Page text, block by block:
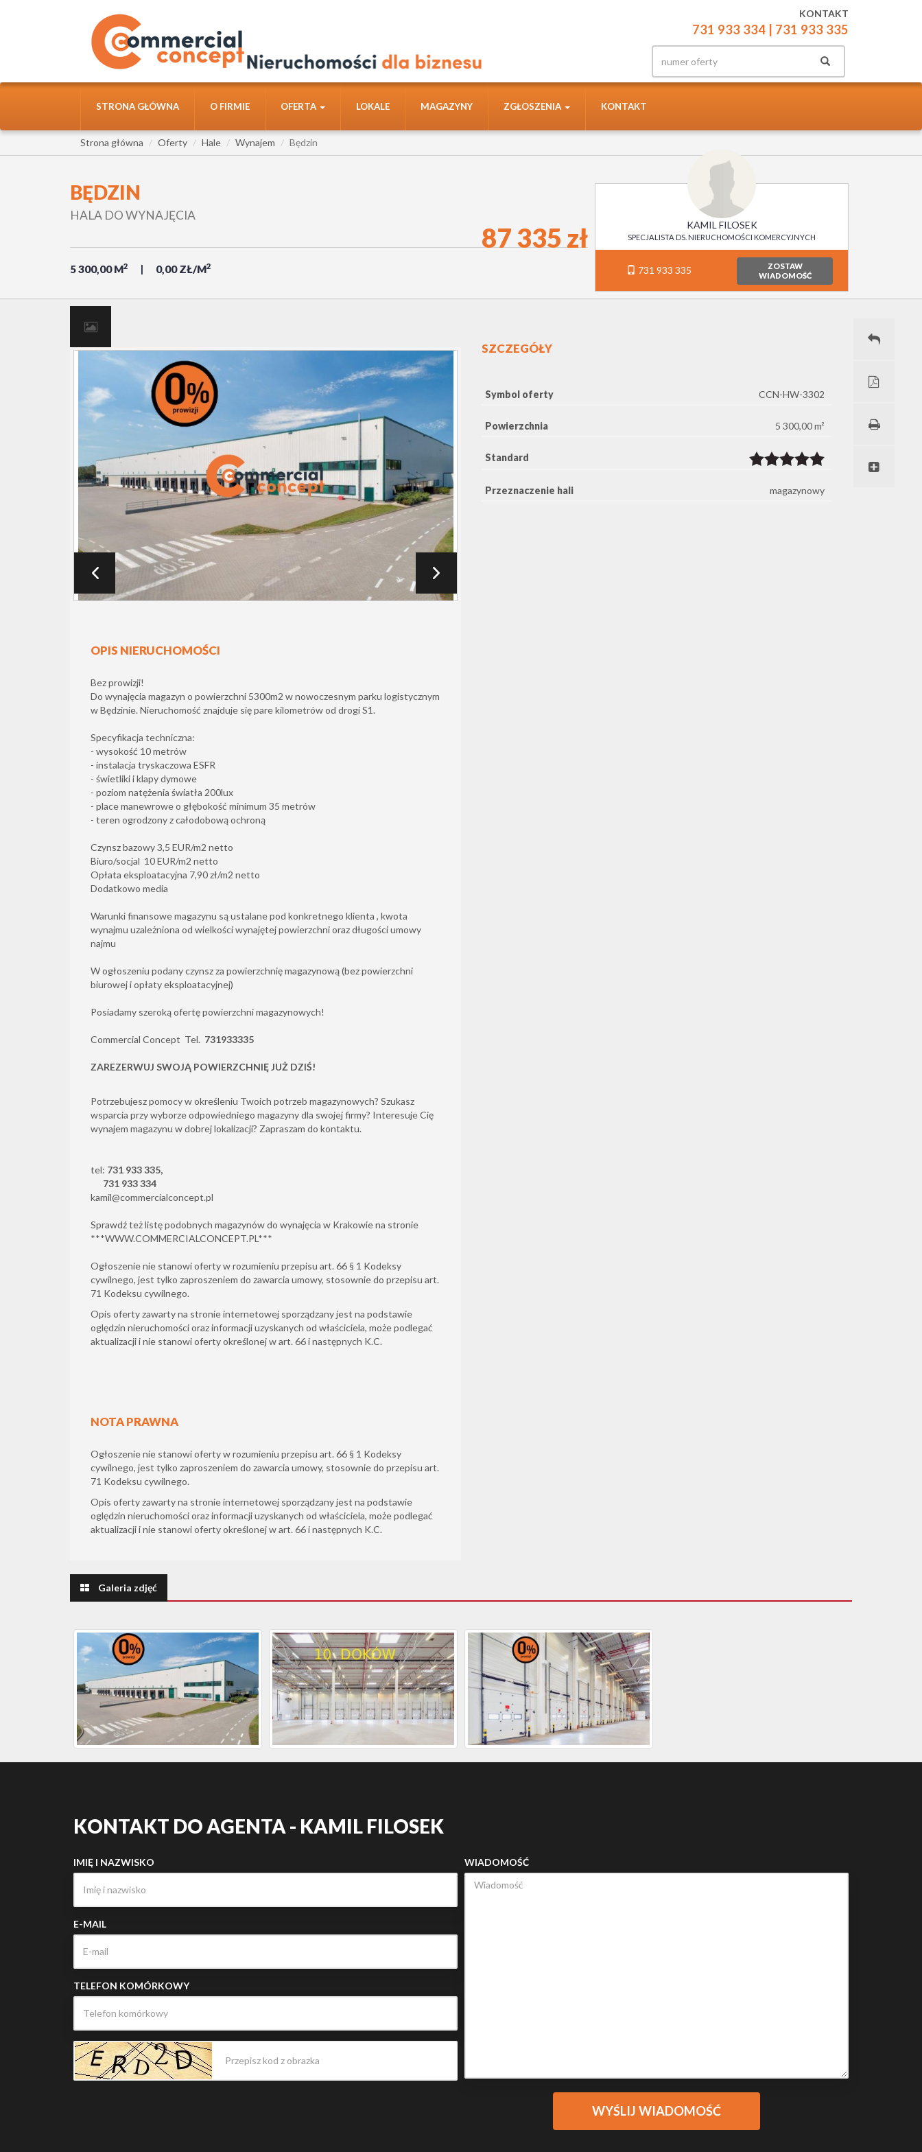
KONTAKT
731 933 334 | 731 933 335
STRONA GŁÓWNA O FIRMIE OFERTA LOKALE MAGAZYNY ZGŁOSZENIA KONTAKT
Strona główna Oferty Hale Wynajem Będzin
BĘDZIN
HALA DO WYNAJĘCIA
5 300,00 M2 0,00 ZŁ/M2
87 335 zł KAMIL FILOSEK
SPECJALISTA DS. NIERUCHOMOŚCI KOMERCYJNYCH
731 933 335
ZOSTAW
WIADOMOŚĆ
OPIS NIERUCHOMOŚCI
Bez prowizji!
Do wynajęcia magazyn o powierzchni 5300m2 w nowoczesnym parku logistycznym
w Będzinie. Nieruchomość znajduje się pare kilometrów od drogi S1.
Specyfikacja techniczna:
- wysokość 10 metrów
- instalacja tryskaczowa ESFR
- świetliki i klapy dymowe
- poziom natężenia światła 200lux
- place manewrowe o głębokość minimum 35 metrów
- teren ogrodzony z całodobową ochroną
Czynsz bazowy 3,5 EUR/m2 netto
Biuro/socjal 10 EUR/m2 netto
Opłata eksploatacyjna 7,90 zł/m2 netto
Dodatkowo media
Warunki finansowe magazynu są ustalane pod konkretnego klienta , kwota
wynajmu uzależniona od wielkości wynajętej powierzchni oraz długości umowy
najmu
W ogłoszeniu podany czynsz za powierzchnię magazynową (bez powierzchni
biurowej i opłaty eksploatacyjnej)
Posiadamy szeroką ofertę powierzchni magazynowych!
Commercial Concept Tel. 731933335
ZAREZERWUJ SWOJĄ POWIERZCHNIĘ JUŻ DZIŚ!
Potrzebujesz pomocy w określeniu Twoich potrzeb magazynowych? Szukasz
wsparcia przy wyborze odpowiedniego magazyny dla swojej firmy? Interesuje Cię
wynajem magazynu w dobrej lokalizacji? Zapraszam do kontaktu.
tel: 731 933 335,
731 933 334
kamil@commercialconcept.pl
Sprawdź też listę podobnych magazynów do wynajęcia w Krakowie na stronie
***WWW.COMMERCIALCONCEPT.PL***
Ogłoszenie nie stanowi oferty w rozumieniu przepisu art. 66 § 1 Kodeksy
cywilnego, jest tylko zaproszeniem do zawarcia umowy, stosownie do przepisu art.
71 Kodeksu cywilnego.
Opis oferty zawarty na stronie internetowej sporządzany jest na podstawie
oględzin nieruchomości oraz informacji uzyskanych od właściciela, może podlegać
aktualizacji i nie stanowi oferty określonej w art. 66 i następnych K.C.
NOTA PRAWNA
Ogłoszenie nie stanowi oferty w rozumieniu przepisu art. 66 § 1 Kodeksy
cywilnego, jest tylko zaproszeniem do zawarcia umowy, stosownie do przepisu art.
71 Kodeksu cywilnego.
Opis oferty zawarty na stronie internetowej sporządzany jest na podstawie
oględzin nieruchomości oraz informacji uzyskanych od właściciela, może podlegać
aktualizacji i nie stanowi oferty określonej w art. 66 i następnych K.C.
SZCZEGÓŁY
Symbol oferty CCN-HW-3302
Powierzchnia 5 300,00 m²
Standard
Przeznaczenie hali magazynowy
Galeria zdjęć
KONTAKT DO AGENTA - KAMIL FILOSEK
IMIĘ I NAZWISKO
E-MAIL
TELEFON KOMÓRKOWY
WIADOMOŚĆ